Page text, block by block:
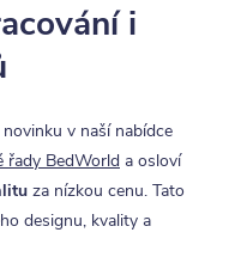
i
v naší nabídce
řady BedWorld a osloví
za nízkou cenu. Tato
designu, kvality a